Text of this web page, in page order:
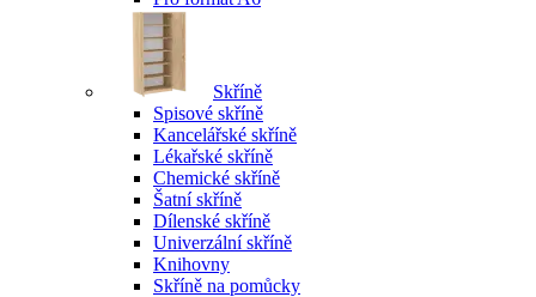
Skříně
Spisové skříně
Kancelářské skříně
Lékařské skříně
Chemické skříně
Šatní skříně
Dílenské skříně
Univerzální skříně
Knihovny
Skříně na pomůcky